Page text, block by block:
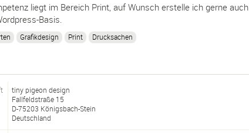
liegt im Bereich Print, auf Wunsch erstelle ich gerne auch
Basis.
Grafikdesign Print Drucksachen
tiny pigeon design
Fallfeldstraße 15
D-75203 Königsbach-Stein
Deutschland